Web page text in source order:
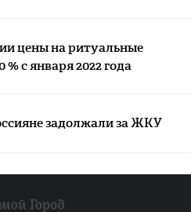
цены на ритуальные
с января 2022 года
задолжали за ЖКУ